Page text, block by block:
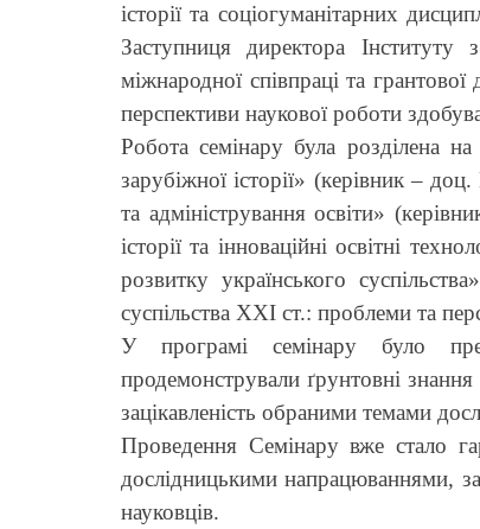
історії та соціогуманітарних
Заступниця директора
міжнародної співпраці та
перспективи наукової роботи
Робота семінару була розділена
зарубіжної історії» (керівник –
та адміністрування освіти»
історії та інноваційні освітні
розвитку українського
суспільства ХХІ ст.: проблеми та
У програмі семінару було
продемонстрували ґрунтовні знання
зацікавленість обраними темами
Проведення Семінару вже стало
дослідницькими напрацюваннями,
науковців.